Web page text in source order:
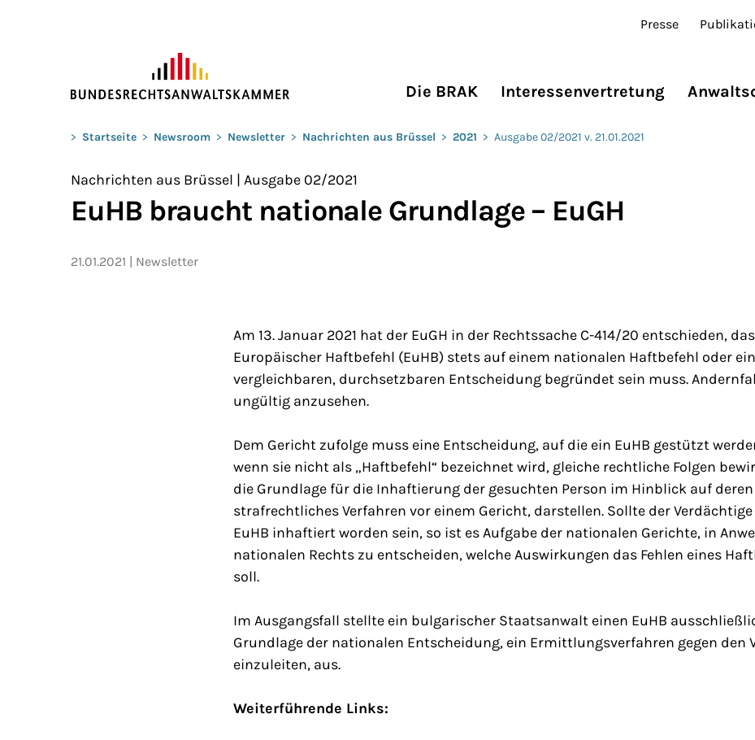
Presse
Die BRAK Interessenvertretung
Sie befinden sich hier:
> Startseite > Newsroom > Newsletter > Nachrichten aus Brüssel > 2021 > Ausgabe 02/2021 v. 21.01.2021
Nachrichten aus Brüssel | Ausgabe 02/2021
EuHB braucht nationale Grundlage – EuGH
21.01.2021 Newsletter
Am 13. Januar 2021 hat der EuGH in der Rechtssache C-414/20 entschieden,
Europäischer Haftbefehl (EuHB) stets auf einem nationalen Haftbefehl oder
vergleichbaren, durchsetzbaren Entscheidung begründet sein muss.
ungültig anzusehen.
Dem Gericht zufolge muss eine Entscheidung, auf die ein EuHB gestützt
wenn sie nicht als „Haftbefehl“ bezeichnet wird, gleiche rechtliche Folgen
die Grundlage für die Inhaftierung der gesuchten Person im Hinblick auf deren
strafrechtliches Verfahren vor einem Gericht, darstellen. Sollte der
EuHB inhaftiert worden sein, so ist es Aufgabe der nationalen Gerichte, in
nationalen Rechts zu entscheiden, welche Auswirkungen das Fehlen eines
soll.
Im Ausgangsfall stellte ein bulgarischer Staatsanwalt einen EuHB
Grundlage der nationalen Entscheidung, ein Ermittlungsverfahren gegen den
einzuleiten, aus.
Weiterführende Links: